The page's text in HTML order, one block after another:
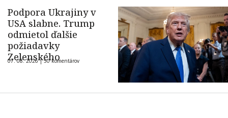
Podpora Ukrajiny v
USA slabne. Trump
odmietol ďalšie
požiadavky
Zelenského
07. 08. 2026 |50 komentárov